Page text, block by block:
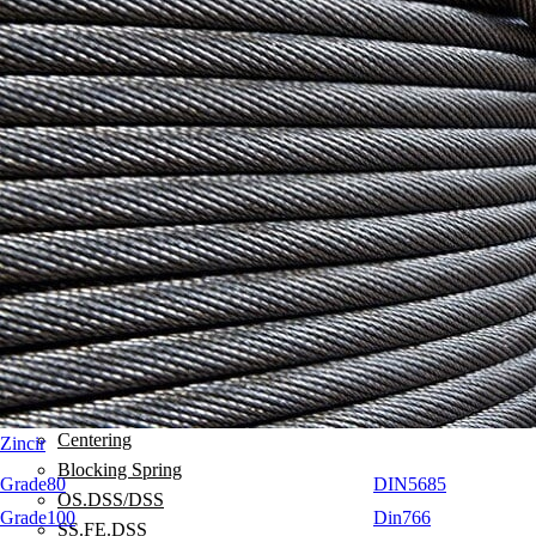
Zincir
Grade80
Grade100
DIN5685
Din766
GIGA.DSS
MEGA.DSS
WE.DSR
PE.SEB/SS.PE.SEB
CSS
DSH
DSP
TSR
DSR
DSS
SEB
FE.DSS
FE.SEB
ADA
Centering
Blocking Spring
OS.DSS/DSS
SS.FE.DSS